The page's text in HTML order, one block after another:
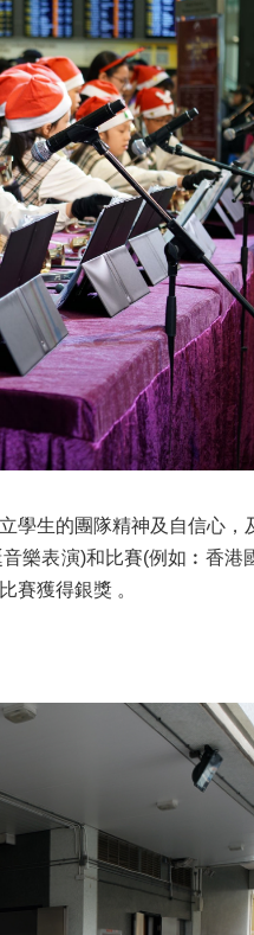
生的團隊精神及自信心，
樂表演)和比賽(例如︰香港
賽獲得銀獎 。